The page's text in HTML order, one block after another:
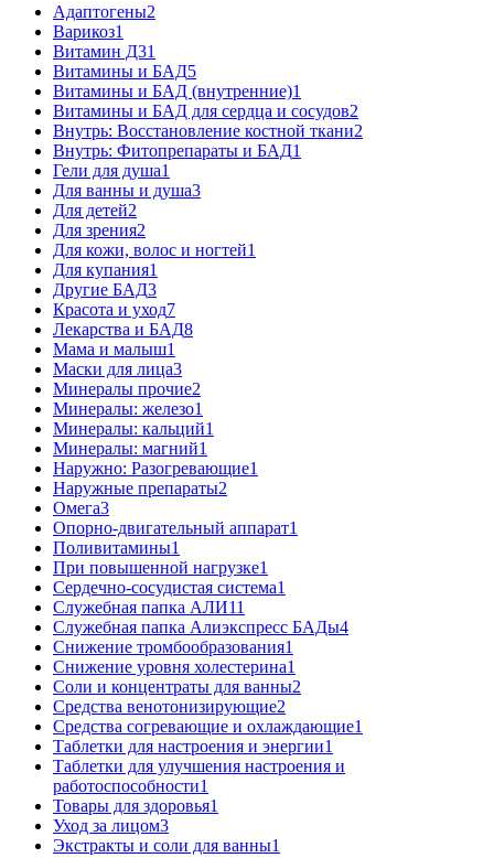
Адаптогены2
Варикоз1
Витамин Д31
Витамины и БАД5
Витамины и БАД (внутренние)1
Витамины и БАД для сердца и сосудов2
Внутрь: Восстановление костной ткани2
Внутрь: Фитопрепараты и БАД1
Гели для душа1
Для ванны и душа3
Для детей2
Для зрения2
Для кожи, волос и ногтей1
Для купания1
Другие БАД3
Красота и уход7
Лекарства и БАД8
Мама и малыш1
Маски для лица3
Минералы прочие2
Минералы: железо1
Минералы: кальций1
Минералы: магний1
Наружно: Разогревающие1
Наружные препараты2
Омега3
Опорно-двигательный аппарат1
Поливитамины1
При повышенной нагрузке1
Сердечно-сосудистая система1
Служебная папка АЛИ11
Служебная папка Алиэкспресс БАДы4
Снижение тромбообразования1
Снижение уровня холестерина1
Соли и концентраты для ванны2
Средства венотонизирующие2
Средства согревающие и охлаждающие1
Таблетки для настроения и энергии1
Таблетки для улучшения настроения и
работоспособности1
Товары для здоровья1
Уход за лицом3
Экстракты и соли для ванны1